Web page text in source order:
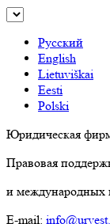
Русский
English
Lietuviškai
Eesti
Polski
Юридическая
Правовая
и международных
E-mail: